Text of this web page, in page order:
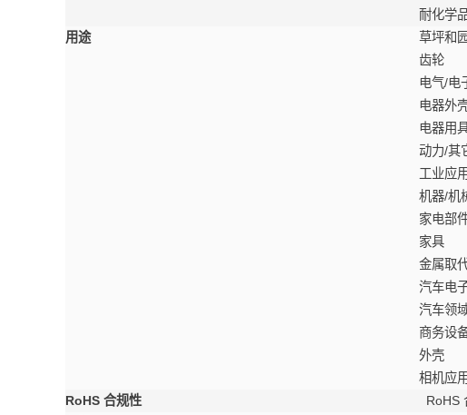
耐化学
用途
草坪和
齿轮
电气/电
电器外
电器用
动力/其
工业应用
机器/机
家电部
家具
金属取
汽车电
汽车领
商务设
外壳
相机应用
RoHS 合规性
RoHS